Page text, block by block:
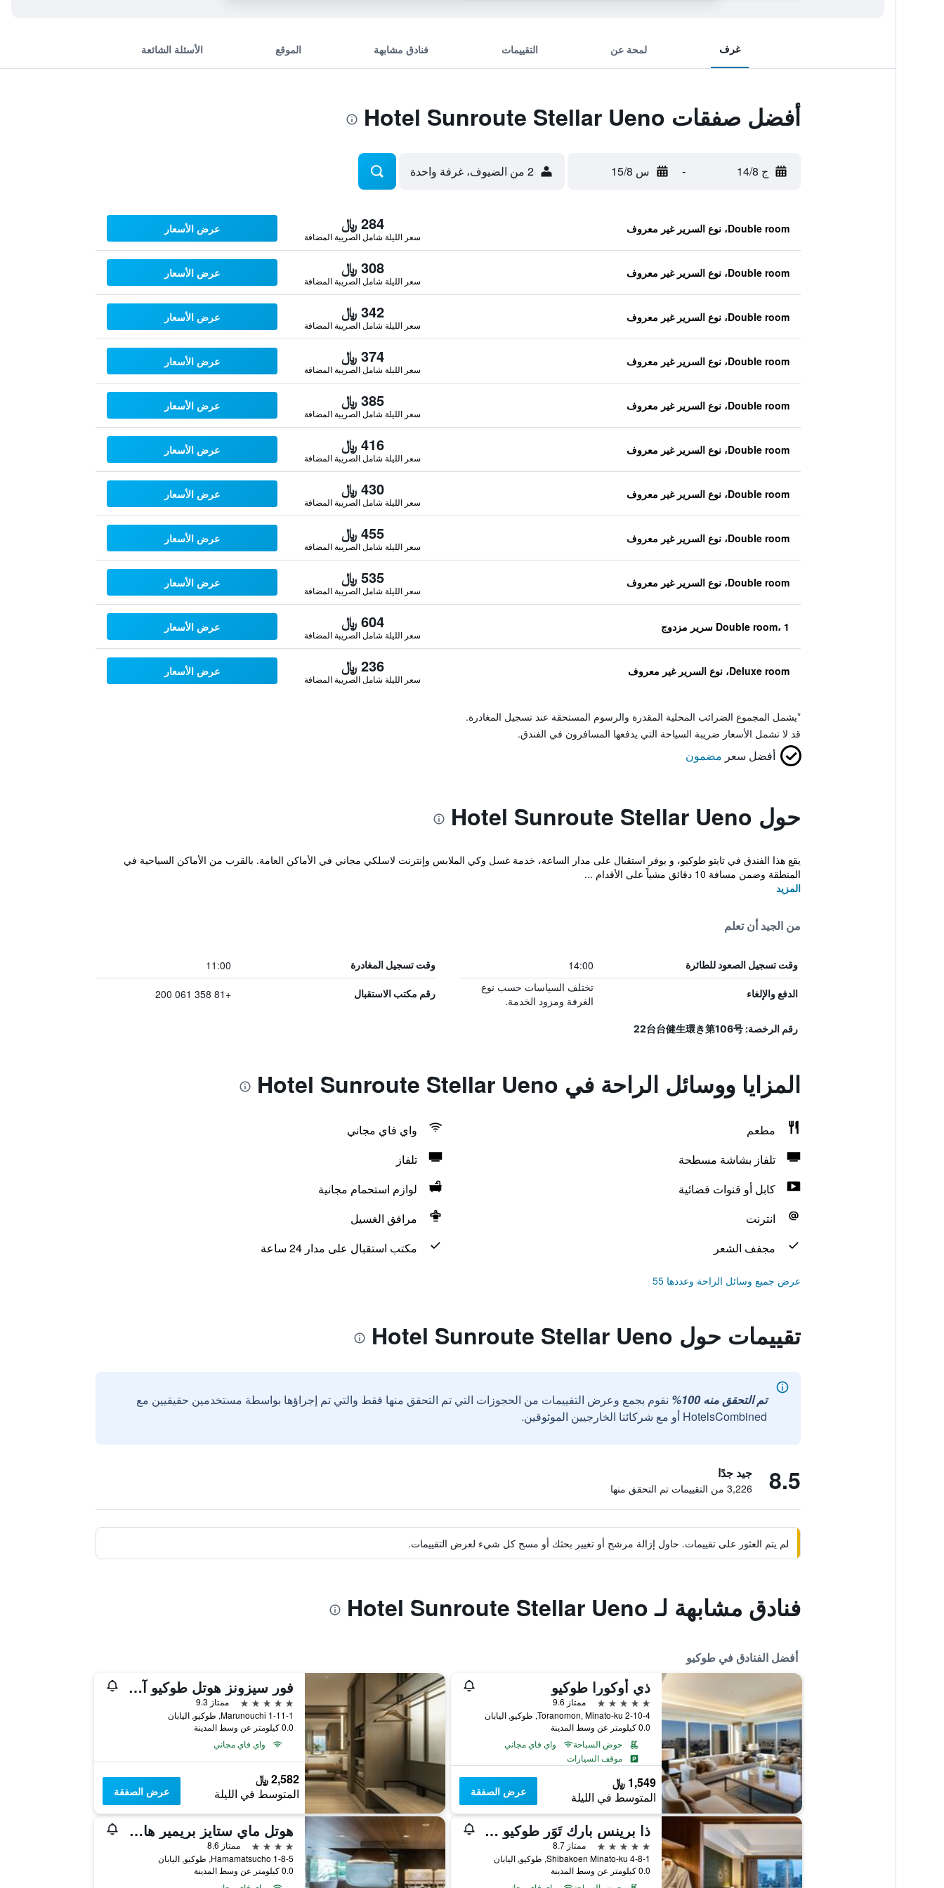
غرف لمحة عن التقييمات فنادق مشابهة الموقع الأسئلة الشائعة
أفضل صفقات Hotel Sunroute Stellar Ueno
ج 14/8 - س 15/8 2 من الضيوف، غرفة واحدة
Double room، نوع السرير غير معروف 284 ﷼
سعر الليلة شامل الصريبة المضافة
عرض الأسعار
Double room، نوع السرير غير معروف 308 ﷼
سعر الليلة شامل الصريبة المضافة
عرض الأسعار
Double room، نوع السرير غير معروف 342 ﷼
سعر الليلة شامل الصريبة المضافة
عرض الأسعار
Double room، نوع السرير غير معروف 374 ﷼
سعر الليلة شامل الصريبة المضافة
عرض الأسعار
Double room، نوع السرير غير معروف 385 ﷼
سعر الليلة شامل الصريبة المضافة
عرض الأسعار
Double room، نوع السرير غير معروف 416 ﷼
سعر الليلة شامل الصريبة المضافة
عرض الأسعار
Double room، نوع السرير غير معروف 430 ﷼
سعر الليلة شامل الصريبة المضافة
عرض الأسعار
Double room، نوع السرير غير معروف 455 ﷼
سعر الليلة شامل الصريبة المضافة
عرض الأسعار
Double room، نوع السرير غير معروف 535 ﷼
سعر الليلة شامل الصريبة المضافة
عرض الأسعار
Double room، 1 سرير مزدوج 604 ﷼
سعر الليلة شامل الصريبة المضافة
عرض الأسعار
Deluxe room، نوع السرير غير معروف 236 ﷼
سعر الليلة شامل الصريبة المضافة
عرض الأسعار
*يشمل المجموع الضرائب المحلية المقدرة والرسوم المستحقة عند تسجيل المغادرة.
قد لا تشمل الأسعار ضريبة السياحة التي يدفعها المسافرون في الفندق.
أفضل سعر مضمون
حول Hotel Sunroute Stellar Ueno
يقع هذا الفندق في تايتو طوكيو، و يوفر استقبال على مدار الساعة، خدمة غسل وكي الملابس وإنترنت لاسلكي مجاني في الأماكن العامة. بالقرب من الأماكن السياحية في
المنطقة وضمن مسافة 10 دقائق مشياً على الأقدام ...
المزيد
من الجيد أن تعلم
وقت تسجيل الصعود للطائرة 14:00 وقت تسجيل المغادرة 11:00
الدفع والإلغاء
تختلف السياسات حسب نوع
الغرفة ومزود الخدمة.
رقم مكتب الاستقبال +81 358 061 200
رقم الرخصة: 22台台健生環き第106号
المزايا ووسائل الراحة في Hotel Sunroute Stellar Ueno
مطعم
واي فاي مجاني
تلفاز بشاشة مسطحة
تلفاز
كابل أو قنوات فضائية
لوازم استحمام مجانية
انترنت
مرافق الغسيل
مجفف الشعر
مكتب استقبال على مدار 24 ساعة
عرض جميع وسائل الراحة وعددها 55
تقييمات حول Hotel Sunroute Stellar Ueno
تم التحقق منه 100%
نقوم بجمع وعرض التقييمات من الحجوزات التي تم التحقق منها فقط والتي تم إجراؤها بواسطة مستخدمين حقيقيين مع
HotelsCombined أو مع شركائنا الخارجيين الموثوقين.
8.5 جيد جدًا
3,226 من التقييمات تم التحقق منها
لم يتم العثور على تقييمات. حاول إزالة مرشح أو تغيير بحثك أو مسح كل شيء لعرض التقييمات.
فنادق مشابهة لـ Hotel Sunroute Stellar Ueno
أفضل الفنادق في طوكيو
ذي أوكورا طوكيو
5 نجوم
ممتاز 9.6
2-10-4 Toranomon, Minato-ku, طوكيو, اليابان
0.0 كيلومتر عن وسط المدينة
حوض السباحة
واي فاي مجاني
موقف السيارات
1,549 ﷼
المتوسط في الليلة عرض الصفقة
فور سيزونز هوتل طوكيو آت مارونوتشي
5 نجوم
ممتاز 9.3
1-11-1 Marunouchi, طوكيو, اليابان
0.0 كيلومتر عن وسط المدينة
واي فاي مجاني
2,582 ﷼
المتوسط في الليلة عرض الصفقة
ذا برينس بارك تَوَر طوكيو - الفنادق والمنتجعات المفضلة، مجموعة فنادق إل في إكس
5 نجوم
ممتاز 8.7
4-8-1 Shibakoen Minato-ku, طوكيو, اليابان
0.0 كيلومتر عن وسط المدينة
هوتل ماي ستايز بريمير هاماماتسوشو
4 نجوم
ممتاز 8.6
1-8-5 Hamamatsucho, طوكيو, اليابان
0.0 كيلومتر عن وسط المدينة